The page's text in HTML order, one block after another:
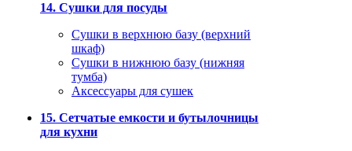
14. Сушки для посуды
Сушки в верхнюю базу (верхний
шкаф)
Сушки в нижнюю базу (нижняя
тумба)
Аксессуары для сушек
15. Сетчатые емкости и бутылочницы
для кухни